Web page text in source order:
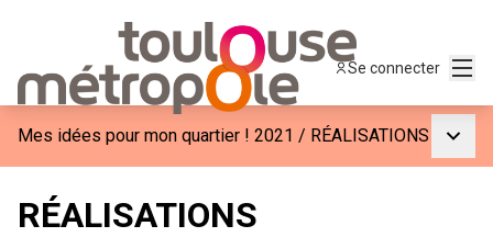
Se connecter
Mes idées pour mon quartier ! 2021 / RÉALISATIONS
RÉALISATIONS